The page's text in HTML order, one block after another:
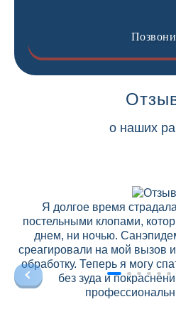
о наших
Я долгое время
постельными клопами,
днем, ни ночью.
среагировали на мой вызов
обработку. Теперь я могу
без зуда и